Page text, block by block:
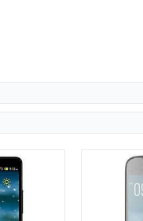
/ 16 GB
IPS
Memori